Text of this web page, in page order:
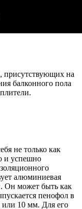
присутствующих на
балконного пола
не только как
и успешно
алюминиевая
Он может быть как
пенофол в
или 10 мм. Для его